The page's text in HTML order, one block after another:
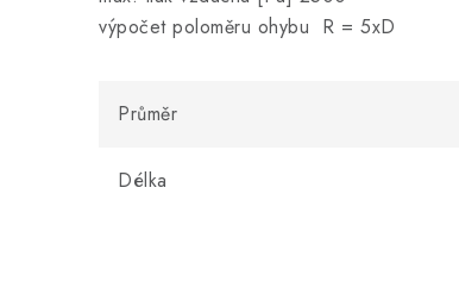
výpočet poloměru ohybu R = 5xD
Průměr
Délka